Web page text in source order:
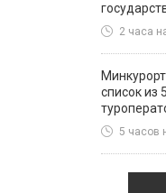
2 часа
список из
5 часов